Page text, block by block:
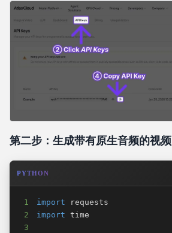
第二步：生成带有原生音频的视频
PYTHON
1 import
2
import
3